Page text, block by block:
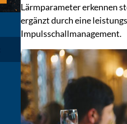
Lärmparameter erkennen
ergänzt durch eine
Impulsschallmanagement.